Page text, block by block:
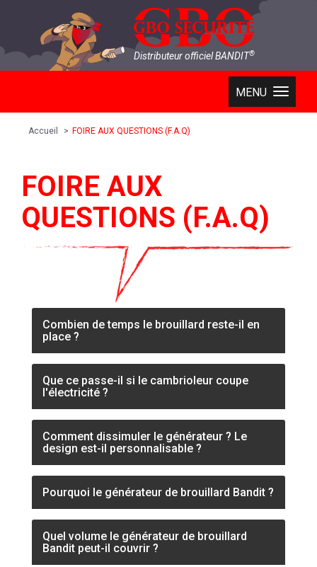
Distributeur officiel BANDIT®
01 69 92 01 01
MENU
Accueil FOIRE AUX QUESTIONS (F.A.Q)
FOIRE AUX
QUESTIONS (F.A.Q)
Combien de temps le brouillard reste-il en
place ?
Que ce passe-il si le cambrioleur coupe
l'électricité ?
Comment dissimuler le générateur ? Le
design est-il personnalisable ?
Pourquoi le générateur de brouillard Bandit ?
Quel volume le générateur de brouillard
Bandit peut-il couvrir ?